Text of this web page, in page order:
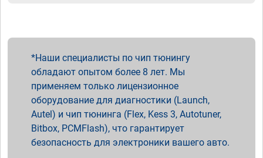
Наши специалисты по чип тюнингу
обладают опытом более 8 лет. Мы
применяем только лицензионное
оборудование для диагностики (Launch,
Autel) и чип тюнинга (Flex, Kess 3, Autotuner,
Bitbox, PCMFlash), что гарантирует
безопасность для электроники вашего авто.